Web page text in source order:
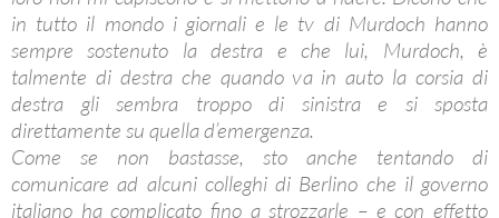
in tutto il mondo i giornali e le tv di Murdoch hanno
sempre sostenuto la destra e che lui, Murdoch, è
talmente di destra che quando va in auto la corsia di
destra gli sembra troppo di sinistra e si sposta
direttamente su quella d’emergenza.
Come se non bastasse, sto anche tentando di
comunicare ad alcuni colleghi di Berlino che il governo
italiano ha complicato fino a strozzarle – e con effetto